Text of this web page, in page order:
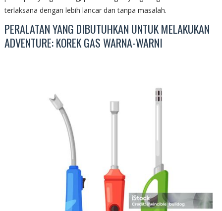
terlaksana dengan lebih lancar dan tanpa masalah.
PERALATAN YANG DIBUTUHKAN UNTUK MELAKUKAN
ADVENTURE: KOREK GAS WARNA-WARNI